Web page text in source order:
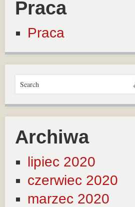
Praca
Praca
Archiwa
lipiec 2020
czerwiec 2020
marzec 2020